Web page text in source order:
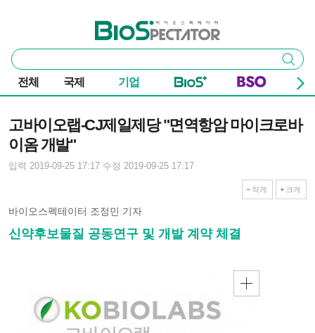
바이오스펙테이터
통
합
검
색
검색
전체 국제 기업
고바이오랩-CJ제일제당 "면역항암 마이크로바
이옴 개발"
입력 2019-09-25 17:17 수정 2019-09-25 17:17
작게 크게
바이오스펙테이터 조정민 기자
신약후보물질 공동연구 및 개발 계약 체결